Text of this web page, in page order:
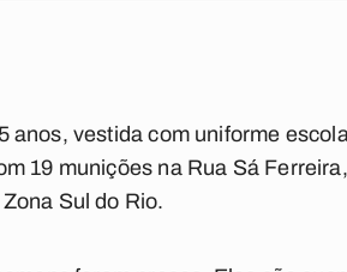
anos, vestida com uniforme
19 munições na Rua Sá
Sul do Rio.